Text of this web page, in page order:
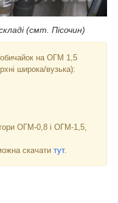
(смт. Пісочин)
обичайок на ОГМ 1,5
широка/вузька):
ОГМ-0,8 і ОГМ-1,5,
скачати тут.